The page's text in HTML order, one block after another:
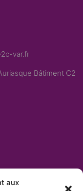
aux
var.fr
Bâtiment C2